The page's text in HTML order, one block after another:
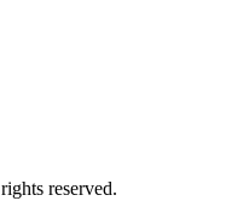
reserved.